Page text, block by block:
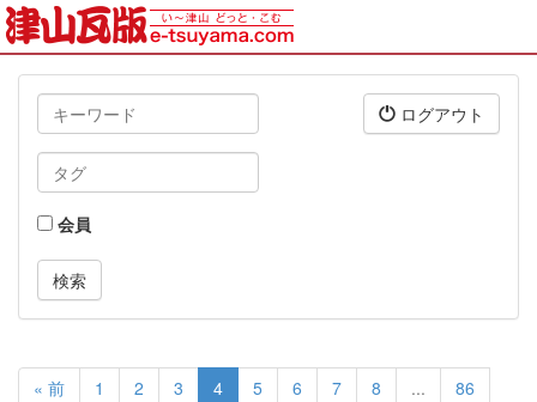
キ
ー
ワ
ド
タ
グ
会員
ログアウト
« 前 1 2 3 4 5 6 7 8 ...
86